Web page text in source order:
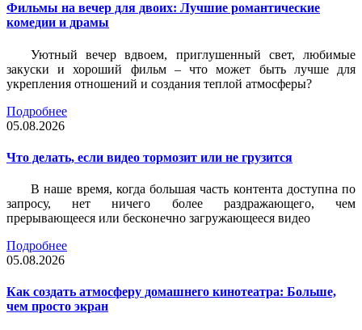
Фильмы на вечер для двоих: Лучшие романтические
комедии и драмы
Уютный вечер вдвоем, приглушенный свет, любимые
закуски и хороший фильм – что может быть лучше для
укрепления отношений и создания теплой атмосферы?
Подробнее
05.08.2026
Что делать, если видео тормозит или не грузится
В наше время, когда большая часть контента доступна по
запросу, нет ничего более раздражающего, чем
прерывающееся или бесконечно загружающееся видео
Подробнее
05.08.2026
Как создать атмосферу домашнего кинотеатра: Больше,
чем просто экран